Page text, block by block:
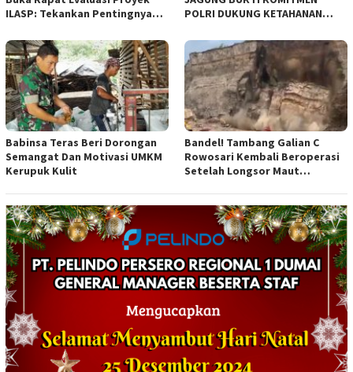
ILASP: Tekankan Pentingnya
Anggaran
POLRI DUKUNG KETAHANAN
Babinsa Teras Beri Dorongan
Semangat Dan Motivasi UMKM
Kerupuk Kulit
Bandel! Tambang Galian C
Rowosari Kembali Beroperasi
Setelah Longsor Maut